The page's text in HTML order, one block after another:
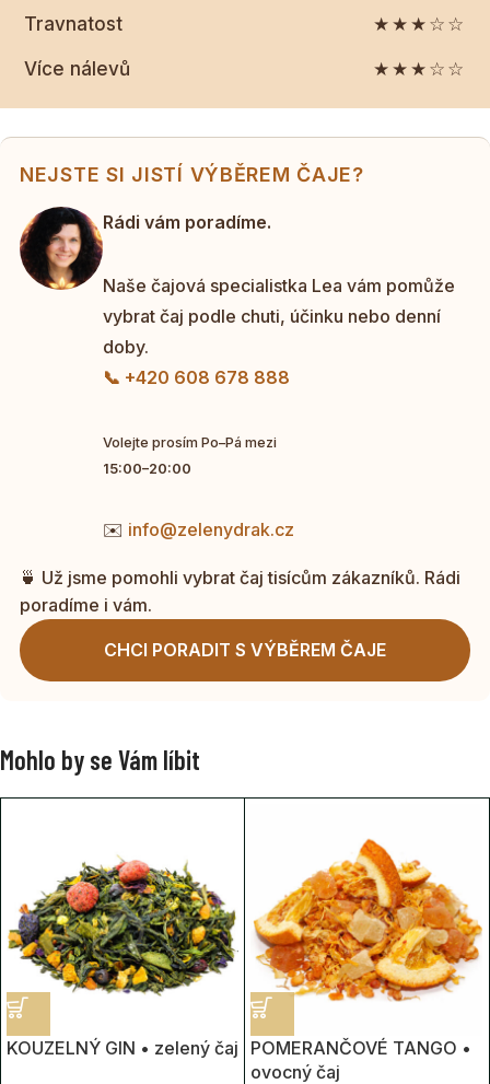
Travnatost ★★★☆☆
Více nálevů ★★★☆☆
NEJSTE SI JISTÍ VÝBĚREM ČAJE?
Rádi vám poradíme.
Naše čajová specialistka Lea vám pomůže
vybrat čaj podle chuti, účinku nebo denní
doby.
📞 +420 608 678 888
Volejte prosím Po–Pá mezi
15:00–20:00
✉️ info@zelenydrak.cz
🍵 Už jsme pomohli vybrat čaj tisícům zákazníků. Rádi
poradíme i vám.
CHCI PORADIT S VÝBĚREM ČAJE
Mohlo by se Vám líbit
KOUZELNÝ GIN • zelený čaj
POMERANČOVÉ TANGO •
ovocný čaj